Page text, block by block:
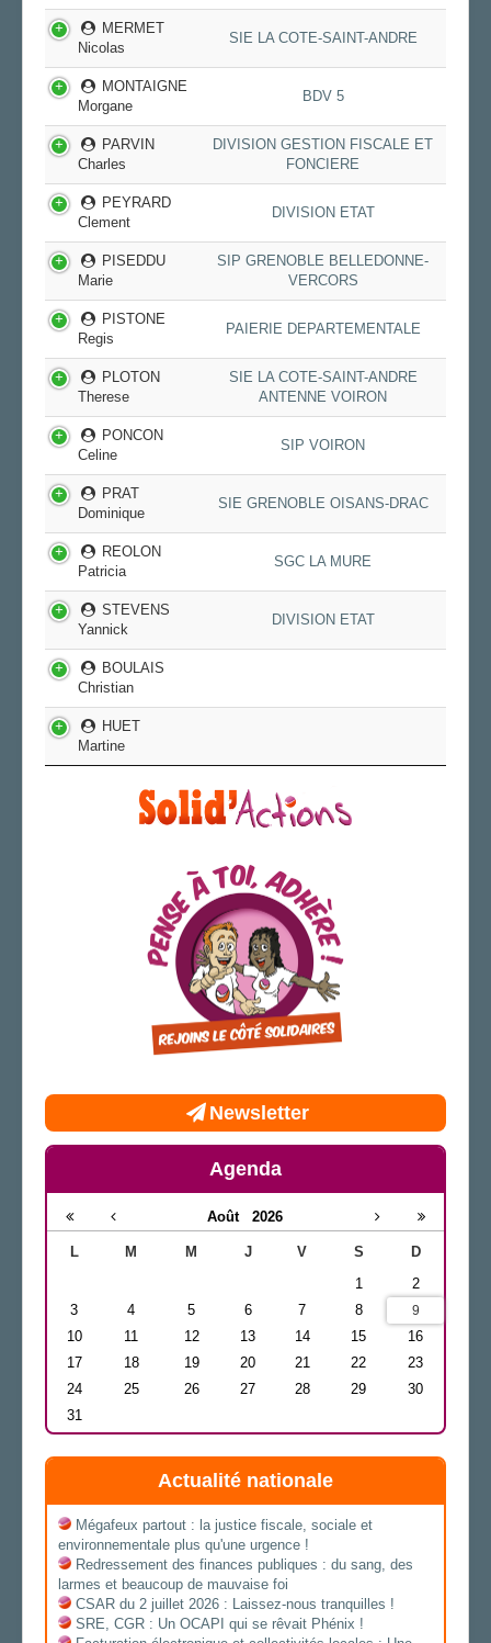
MERMET
Nicolas
SIE LA COTE-SAINT-ANDRE
MONTAIGNE
Morgane
BDV 5
PARVIN
Charles
DIVISION GESTION FISCALE ET
FONCIERE
PEYRARD
Clement
DIVISION ETAT
PISEDDU
Marie
SIP GRENOBLE BELLEDONNE-
VERCORS
PISTONE
Regis
PAIERIE DEPARTEMENTALE
PLOTON
Therese
SIE LA COTE-SAINT-ANDRE
ANTENNE VOIRON
PONCON
Celine
SIP VOIRON
PRAT
Dominique
SIE GRENOBLE OISANS-DRAC
REOLON
Patricia
SGC LA MURE
STEVENS
Yannick
DIVISION ETAT
BOULAIS
Christian
HUET
Martine
Newsletter
Agenda
Août 2026
L M M J V S
D
1
2
3
4 5 6 7 8 9
10 11 12 13 14 15
16
17
18 19 20 21 22
23
24
25 26 27 28 29
30
31
Actualité nationale
Mégafeux partout : la justice fiscale, sociale et
environnementale plus qu'une urgence !
Redressement des finances publiques : du sang, des
larmes et beaucoup de mauvaise foi
CSAR du 2 juillet 2026 : Laissez-nous tranquilles !
SRE, CGR : Un OCAPI qui se rêvait Phénix !